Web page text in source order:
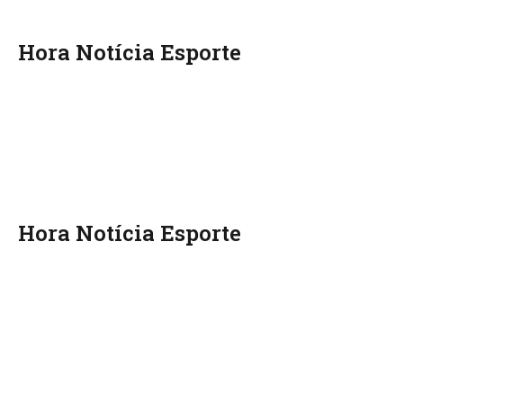
Hora Notícia Esporte
Hora Notícia Esporte